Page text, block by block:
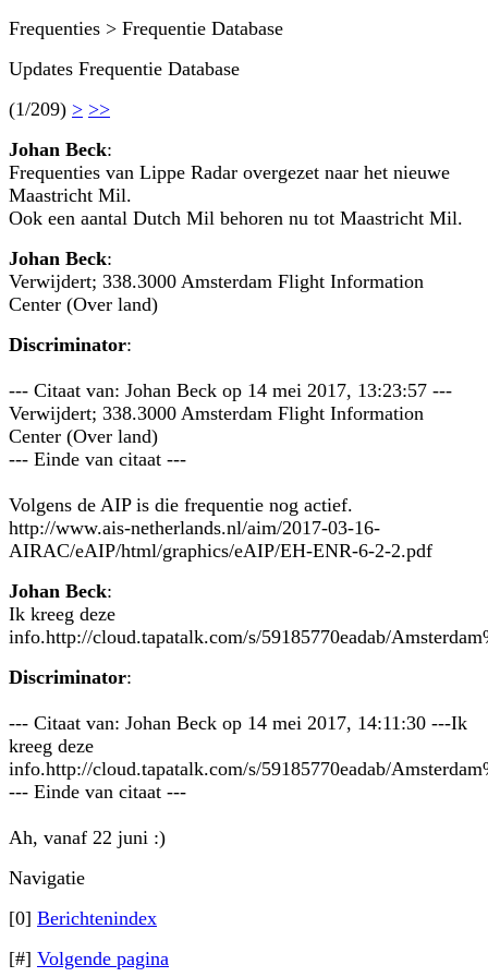
Frequenties > Frequentie Database
Updates Frequentie Database
(1/209) > >>
Johan Beck:
Frequenties van Lippe Radar overgezet naar het nieuwe
Maastricht Mil.
Ook een aantal Dutch Mil behoren nu tot Maastricht Mil.
Johan Beck:
Verwijdert; 338.3000 Amsterdam Flight Information
Center (Over land)
Discriminator:
--- Citaat van: Johan Beck op 14 mei 2017, 13:23:57 ---
Verwijdert; 338.3000 Amsterdam Flight Information
Center (Over land)
--- Einde van citaat ---
Volgens de AIP is die frequentie nog actief.
http://www.ais-netherlands.nl/aim/2017-03-16-
AIRAC/eAIP/html/graphics/eAIP/EH-ENR-6-2-2.pdf
Johan Beck:
Ik kreeg deze
info.http://cloud.tapatalk.com/s/59185770eadab/
Discriminator:
--- Citaat van: Johan Beck op 14 mei 2017, 14:11:30 ---Ik
kreeg deze
info.http://cloud.tapatalk.com/s/59185770eadab/
--- Einde van citaat ---
Ah, vanaf 22 juni :)
Navigatie
[0] Berichtenindex
[#] Volgende pagina